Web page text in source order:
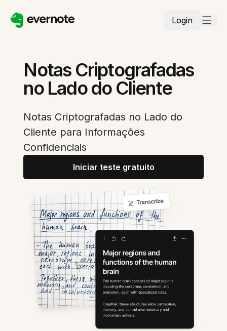
Login
Notas Criptografadas
no Lado do Cliente
Notas Criptografadas no Lado do
Cliente para Informações
Confidenciais
Iniciar teste gratuito